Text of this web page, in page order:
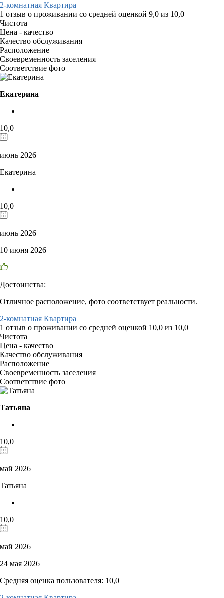
2-комнатная Квартира
1 отзыв о проживании со средней оценкой 9,0 из 10,0
Чистота
Цена - качество
Качество обслуживания
Расположение
Своевременность заселения
Соответствие фото
Екатерина
10,0
июнь 2026
Екатерина
10,0
июнь 2026
10 июня 2026
Достоинства:
Отличное расположение, фото соответствует реальности.
2-комнатная Квартира
1 отзыв о проживании со средней оценкой 10,0 из 10,0
Чистота
Цена - качество
Качество обслуживания
Расположение
Своевременность заселения
Соответствие фото
Татьяна
10,0
май 2026
Татьяна
10,0
май 2026
24 мая 2026
Средняя оценка пользователя: 10,0